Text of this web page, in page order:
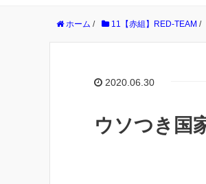
ホーム / 11【赤組】RED-TEAM /
2020.06.30
ウソつき国